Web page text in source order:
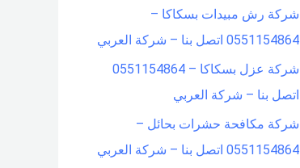
شركة رش مبيدات بسكاكا –
0551154864 اتصل بنا – شركة العربي
شركة عزل بسكاكا – 0551154864
اتصل بنا – شركة العربي
شركة مكافحة حشرات بحائل –
0551154864 اتصل بنا – شركة العربي